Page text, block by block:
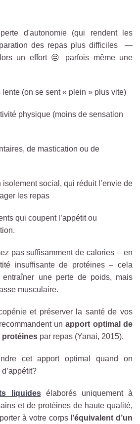
d'autonomie (qui rendent les
des repas plus difficiles —
un effort 😔 parfois même une
(on se sent « plein » plus vite)
physique (moins de sensation
de mastication ou de
social, qui réduit l’envie de
les repas
qui coupent l’appétit ou
pas suffisamment de calories – en
insuffisante de protéines – cela
entraîner une perte de poids, mais
musculaire.
et préserver la santé de vos
unapport optimal de
protéines par repas (Yanai, 2015).
cet apport optimal quand on
liquidesélaborés uniquement à
et de protéines de haute qualité,
à votre corps l’équivalent d’un